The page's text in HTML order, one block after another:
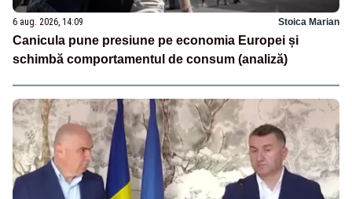
6 aug. 2026, 14:09 Stoica Marian
Canicula pune presiune pe economia Europei și
schimbă comportamentul de consum (analiză)